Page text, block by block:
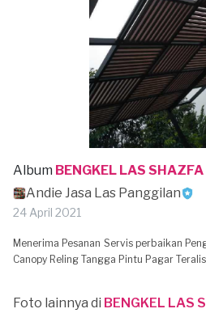
Album BENGKEL LAS
Andie Jasa Las Panggilan
24 April 2021
Menerima Pesanan Servis perbaikan
Canopy Reling Tangga Pintu Pagar
Foto lainnya di BENGKEL LAS